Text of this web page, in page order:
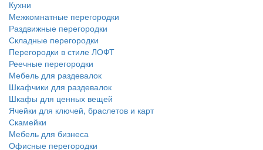
Кухни
Межкомнатные перегородки
Раздвижные перегородки
Складные перегородки
Перегородки в стиле ЛОФТ
Реечные перегородки
Мебель для раздевалок
Шкафчики для раздевалок
Шкафы для ценных вещей
Ячейки для ключей, браслетов и карт
Скамейки
Мебель для бизнеса
Офисные перегородки